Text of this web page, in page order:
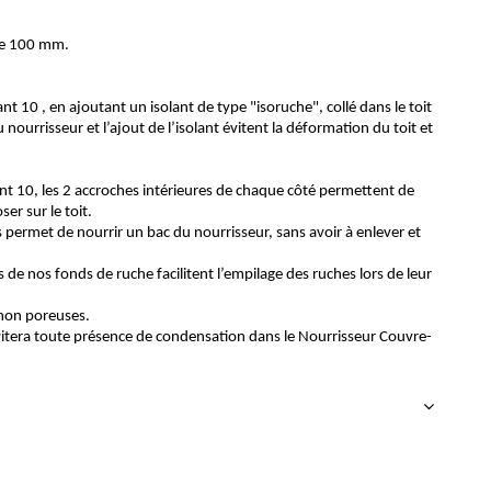
100 mm.
10 , en ajoutant un isolant de type "isoruche", collé dans le toit
nourrisseur et l’ajout de l’isolant évitent la déformation du toit et
10, les 2 accroches intérieures de chaque côté permettent de
sur le toit.
de nourrir un bac du nourrisseur, sans avoir à enlever et
nos fonds de ruche facilitent l’empilage des ruches lors de leur
poreuses.
toute présence de condensation dans le Nourrisseur Couvre-